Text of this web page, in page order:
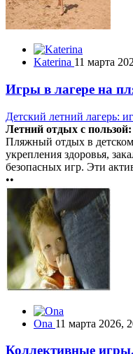
Katerina 11 марта
Игры в лагере на
Детский летний лагерь:
Летний отдых с
Пляжный отдых в детском
укрепления здоровья,
безопасных игр. Эти
••
Ona 11 марта 2026,
Коллективные игры.